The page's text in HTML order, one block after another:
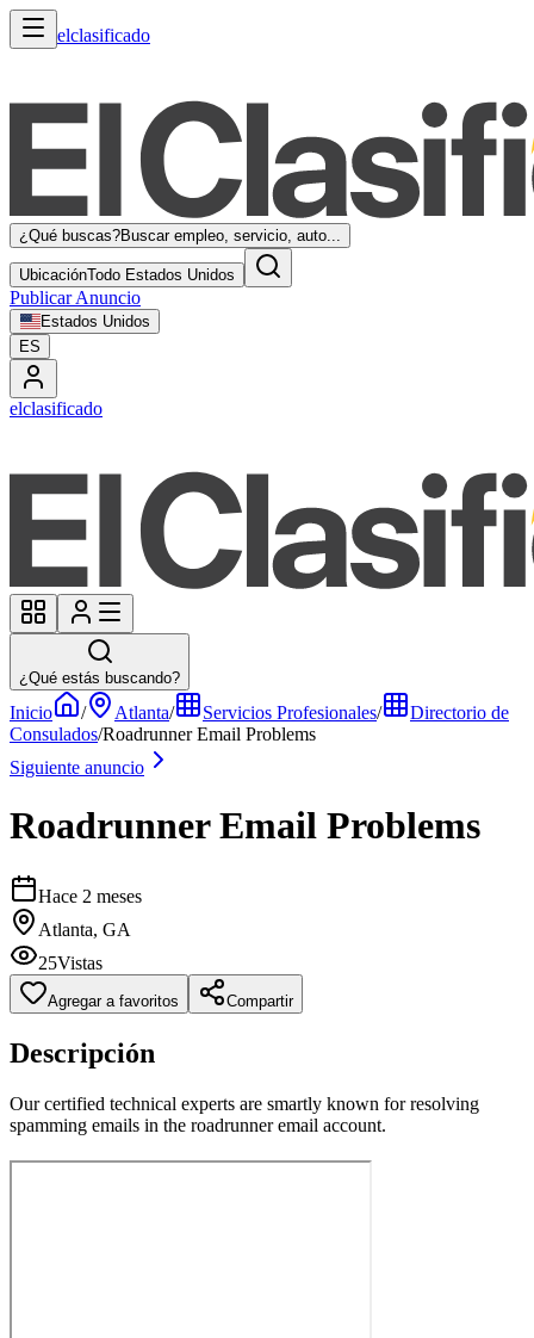
elclasificado
¿Qué buscas?Buscar empleo, servicio, auto...
UbicaciónTodo Estados Unidos
Publicar Anuncio
Estados Unidos
ES
elclasificado
¿Qué estás buscando?
Inicio / Atlanta/ Servicios Profesionales/
Directorio de
Consulados/Roadrunner Email Problems
Siguiente anuncio
Roadrunner Email Problems
Hace 2 meses
Atlanta, GA
25Vistas
Agregar a favoritos Compartir
Descripción
Our certified technical experts are smartly known for resolving
spamming emails in the roadrunner email account.